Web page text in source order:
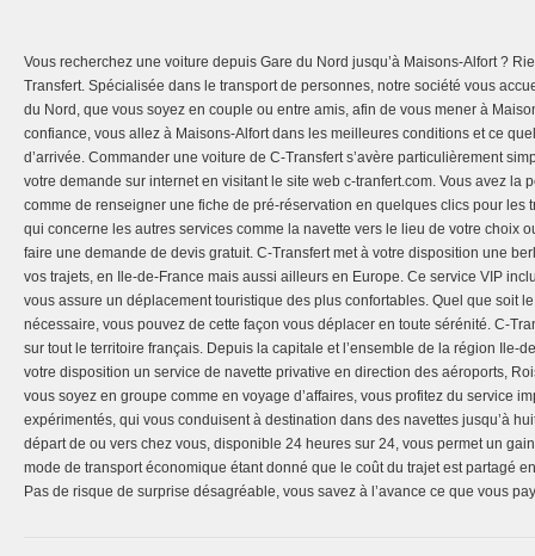
Vous recherchez une voiture depuis Gare du Nord jusqu’à Maisons-Alfort ?
Transfert. Spécialisée dans le transport de personnes, notre société vous
du Nord, que vous soyez en couple ou entre amis, afin de vous mener à
confiance, vous allez à Maisons-Alfort dans les meilleures conditions et ce
d’arrivée. Commander une voiture de C-Transfert s’avère particulièrement
votre demande sur internet en visitant le site web c-tranfert.com. Vous avez la
comme de renseigner une fiche de pré-réservation en quelques clics pour les
qui concerne les autres services comme la navette vers le lieu de votre choix
faire une demande de devis gratuit. C-Transfert met à votre disposition une
vos trajets, en Ile-de-France mais aussi ailleurs en Europe. Ce service VIP
vous assure un déplacement touristique des plus confortables. Quel que soit
nécessaire, vous pouvez de cette façon vous déplacer en toute sérénité. C-
sur tout le territoire français. Depuis la capitale et l’ensemble de la région Ile-
votre disposition un service de navette privative en direction des aéroports,
vous soyez en groupe comme en voyage d’affaires, vous profitez du service
expérimentés, qui vous conduisent à destination dans des navettes jusqu’à
départ de ou vers chez vous, disponible 24 heures sur 24, vous permet un
mode de transport économique étant donné que le coût du trajet est partagé
Pas de risque de surprise désagréable, vous savez à l’avance ce que vous